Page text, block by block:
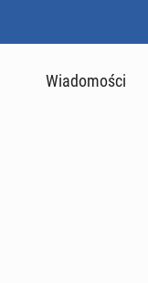
Wiadomości